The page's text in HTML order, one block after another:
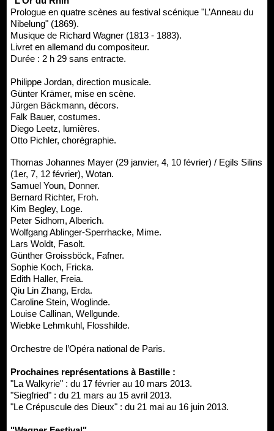
Prologue en quatre scènes au festival scénique "L’Anneau du
Nibelung" (1869).
Musique de Richard Wagner (1813 - 1883).
Livret en allemand du compositeur.
Durée : 2 h 29 sans entracte.
Philippe Jordan, direction musicale.
Günter Krämer, mise en scène.
Jürgen Bäckmann, décors.
Falk Bauer, costumes.
Diego Leetz, lumières.
Otto Pichler, chorégraphie.
Thomas Johannes Mayer (29 janvier, 4, 10 février) / Egils Silins
(1er, 7, 12 février), Wotan.
Samuel Youn, Donner.
Bernard Richter, Froh.
Kim Begley, Loge.
Peter Sidhom, Alberich.
Wolfgang Ablinger-Sperrhacke, Mime.
Lars Woldt, Fasolt.
Günther Groissböck, Fafner.
Sophie Koch, Fricka.
Edith Haller, Freia.
Qiu Lin Zhang, Erda.
Caroline Stein, Woglinde.
Louise Callinan, Wellgunde.
Wiebke Lehmkuhl, Flosshilde.
Orchestre de l’Opéra national de Paris.
Prochaines représentations à Bastille :
"La Walkyrie" : du 17 février au 10 mars 2013.
"Siegfried" : du 21 mars au 15 avril 2013.
"Le Crépuscule des Dieux" : du 21 mai au 16 juin 2013.